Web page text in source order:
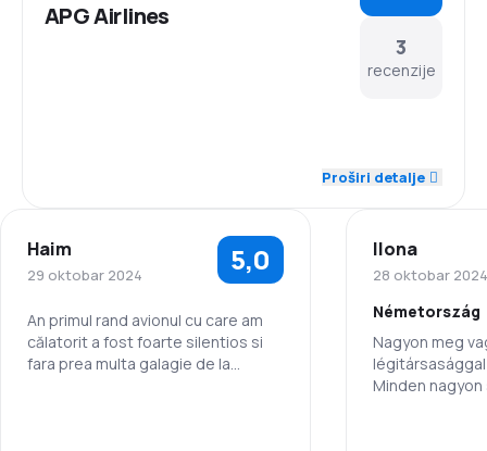
APG Airlines
3
recenzije
Mreža letova 5,0
Cijene karata 5,0
Udobnost putovanja 5,0
Proširi detalje
Haim
29 oktobar 2024 5,0
An primul rand avionul cu care am
călatorit a fost foarte silentios si
fara prea multa galagie de la
Ilona
28 oktobar 2024
Németország
Nagyon meg
Minden